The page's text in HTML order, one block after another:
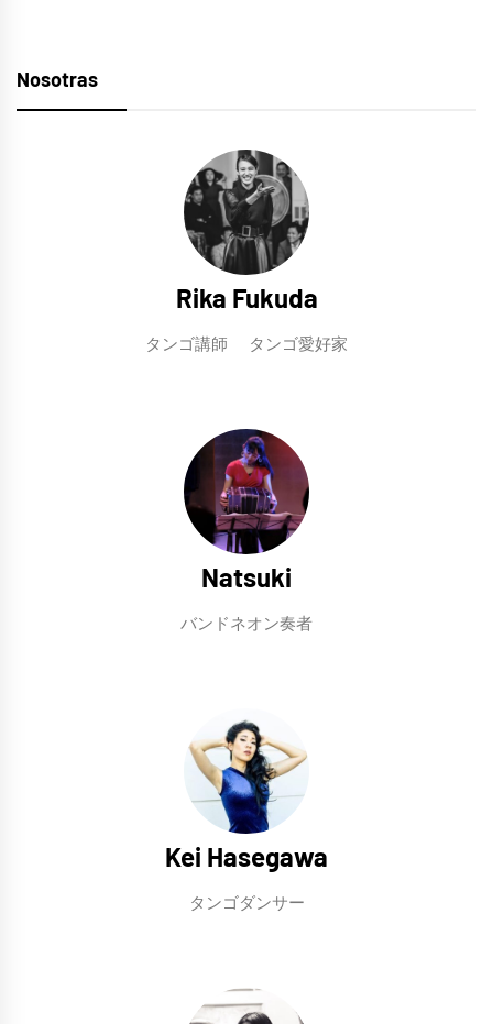
Nosotras
Rika Fukuda
タンゴ講師 タンゴ愛好家
Natsuki
バンドネオン奏者
Kei Hasegawa
タンゴダンサー